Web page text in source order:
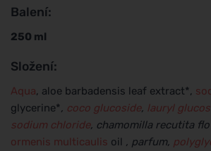
Balení:
250 ml
Složení:
Aqua, aloe barbadensis leaf extract*,
glycerine* , coco glucoside, lauryl
sodium chloride, chamomilla recutita
ormenis multicaulis oil , parfum,